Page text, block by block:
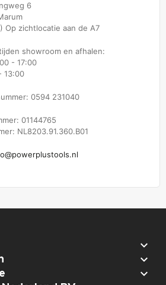
6
Op zichtlocatie aan de A7
showroom en afhalen:
- 17:00
13:00
0594 231040
01144765
NL8203.91.360.B01


